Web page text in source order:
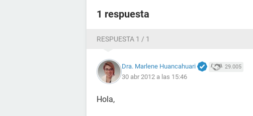
1 respuesta
RESPUESTA 1 / 1
Dra. Marlene Huancahuari 29.005
30 abr 2012 a las 15:46
Hola,